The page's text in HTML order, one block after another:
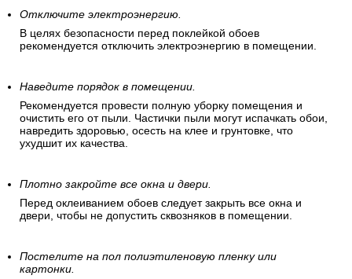
Отключите электроэнергию.
В целях безопасности перед поклейкой обоев
рекомендуется отключить электроэнергию в помещении.
Наведите порядок в помещении.
Рекомендуется провести полную уборку помещения и
очистить его от пыли. Частички пыли могут испачкать обои,
навредить здоровью, осесть на клее и грунтовке, что
ухудшит их качества.
Плотно закройте все окна и двери.
Перед оклеиванием обоев следует закрыть все окна и
двери, чтобы не допустить сквозняков в помещении.
Постелите на пол полиэтиленовую пленку или
картонки.